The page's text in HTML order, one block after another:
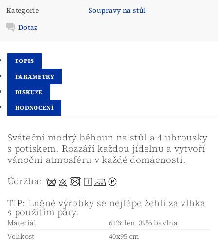
Kategorie
Soupravy na stůl
Dotaz
POPIS
PARAMETRY
DISKUZE
HODNOCENÍ
Sváteční modrý běhoun na stůl a 4 ubrousky
s potiskem. Rozzáří každou jídelnu a vytvoří
vánoční atmosféru v každé domácnosti.
Údržba:
TIP: Lněné výrobky se nejlépe žehlí za vlhka
s použitím páry.
Materiál
61% len, 39% bavlna
Velikost
40x95 cm